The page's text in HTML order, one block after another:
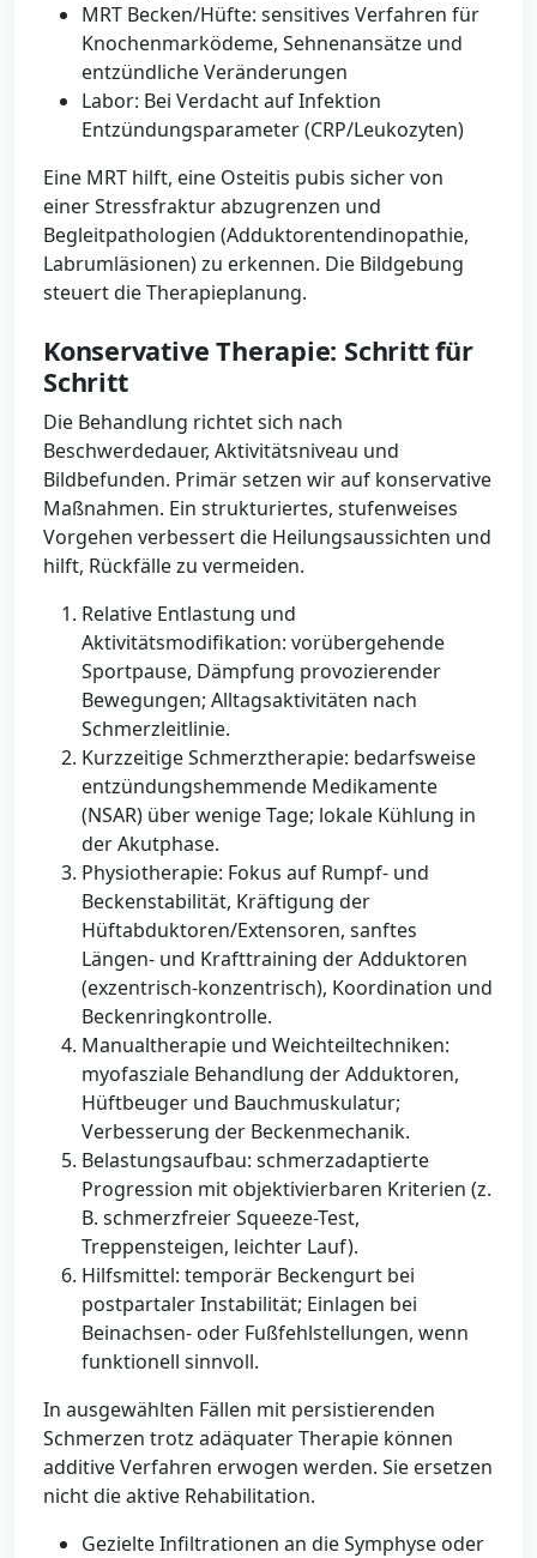
MRT Becken/Hüfte: sensitives Verfahren für
Knochenmarködeme, Sehnenansätze und
entzündliche Veränderungen
Labor: Bei Verdacht auf Infektion
Entzündungsparameter (CRP/Leukozyten)
Eine MRT hilft, eine Osteitis pubis sicher von
einer Stressfraktur abzugrenzen und
Begleitpathologien (Adduktorentendinopathie,
Labrumläsionen) zu erkennen. Die Bildgebung
steuert die Therapieplanung.
Konservative Therapie: Schritt für
Schritt
Die Behandlung richtet sich nach
Beschwerdedauer, Aktivitätsniveau und
Bildbefunden. Primär setzen wir auf konservative
Maßnahmen. Ein strukturiertes, stufenweises
Vorgehen verbessert die Heilungsaussichten und
hilft, Rückfälle zu vermeiden.
Relative Entlastung und
Aktivitätsmodifikation: vorübergehende
Sportpause, Dämpfung provozierender
Bewegungen; Alltagsaktivitäten nach
Schmerzleitlinie.
Kurzzeitige Schmerztherapie: bedarfsweise
entzündungshemmende Medikamente
(NSAR) über wenige Tage; lokale Kühlung in
der Akutphase.
Physiotherapie: Fokus auf Rumpf- und
Beckenstabilität, Kräftigung der
Hüftabduktoren/Extensoren, sanftes
Längen- und Krafttraining der Adduktoren
(exzentrisch-konzentrisch), Koordination und
Beckenringkontrolle.
Manualtherapie und Weichteiltechniken:
myofasziale Behandlung der Adduktoren,
Hüftbeuger und Bauchmuskulatur;
Verbesserung der Beckenmechanik.
Belastungsaufbau: schmerzadaptierte
Progression mit objektivierbaren Kriterien (z.
B. schmerzfreier Squeeze-Test,
Treppensteigen, leichter Lauf).
Hilfsmittel: temporär Beckengurt bei
postpartaler Instabilität; Einlagen bei
Beinachsen- oder Fußfehlstellungen, wenn
funktionell sinnvoll.
In ausgewählten Fällen mit persistierenden
Schmerzen trotz adäquater Therapie können
additive Verfahren erwogen werden. Sie ersetzen
nicht die aktive Rehabilitation.
Gezielte Infiltrationen an die Symphyse oder